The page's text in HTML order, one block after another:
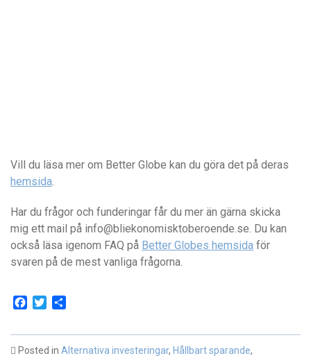
Vill du läsa mer om Better Globe kan du göra det på deras
hemsida.
Har du frågor och funderingar får du mer än gärna skicka
mig ett mail på info@bliekonomisktoberoende.se. Du kan
också läsa igenom FAQ på Better Globes hemsida för
svaren på de mest vanliga frågorna.
Facebook
Twitter
Posted in Alternativa investeringar, Hållbart sparande,